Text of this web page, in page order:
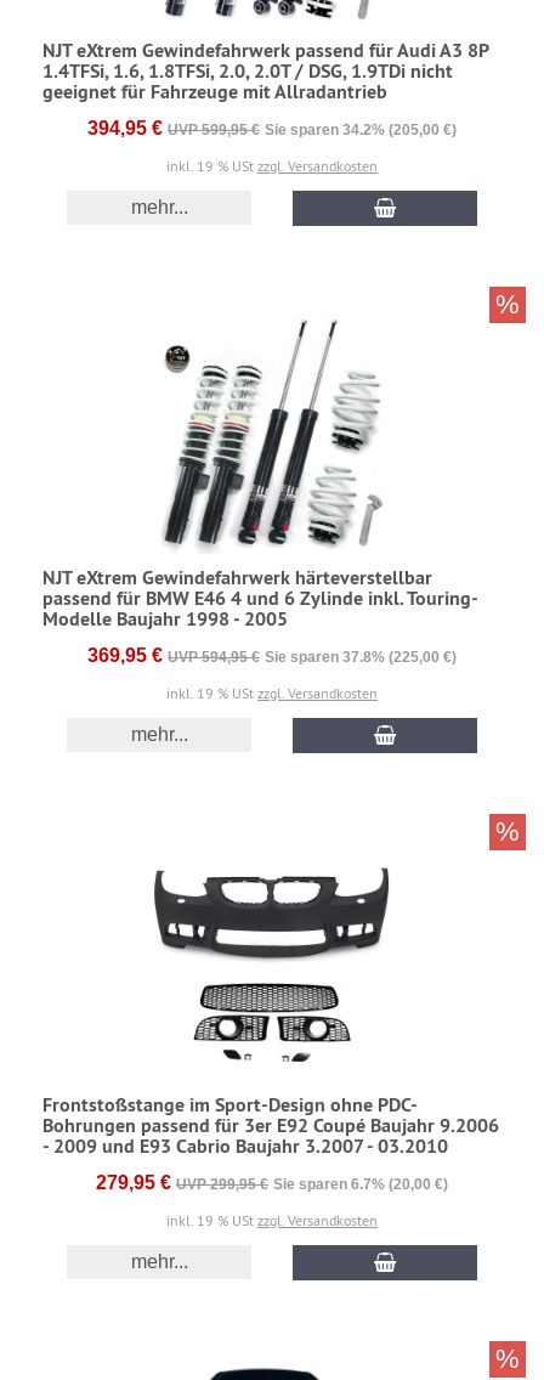
NJT eXtrem Gewindefahrwerk passend für Audi A3 8P
1.4TFSi, 1.6, 1.8TFSi, 2.0, 2.0T / DSG, 1.9TDi nicht
geeignet für Fahrzeuge mit Allradantrieb
394,95 € UVP 599,95 € Sie sparen 34.2% (205,00 €)
inkl. 19 % USt zzgl. Versandkosten
mehr...
NJT eXtrem Gewindefahrwerk härteverstellbar
passend für BMW E46 4 und 6 Zylinde inkl. Touring-
Modelle Baujahr 1998 - 2005
369,95 € UVP 594,95 € Sie sparen 37.8% (225,00 €)
inkl. 19 % USt zzgl. Versandkosten
mehr...
%
Frontstoßstange im Sport-Design ohne PDC-
Bohrungen passend für 3er E92 Coupé Baujahr 9.2006
- 2009 und E93 Cabrio Baujahr 3.2007 - 03.2010
279,95 € UVP 299,95 € Sie sparen 6.7% (20,00 €)
inkl. 19 % USt zzgl. Versandkosten
mehr...
%
%